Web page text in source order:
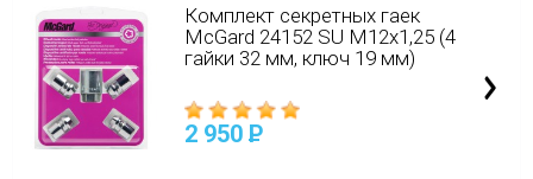
Комплект секретных гаек
McGard 24152 SU M12х1,25 (4
гайки 32 мм, ключ 19 мм)
2 950 P